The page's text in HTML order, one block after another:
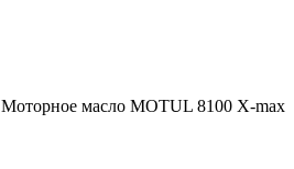
Моторное масло MOTUL 8100 X-max